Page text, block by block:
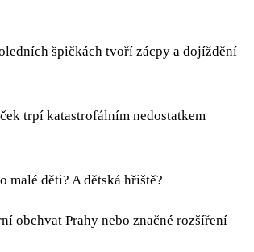
špičkách tvoří zácpy a dojíždění
trpí katastrofálním nedostatkem
malé děti? A dětská hřiště?
obchvat Prahy nebo značné rozšíření